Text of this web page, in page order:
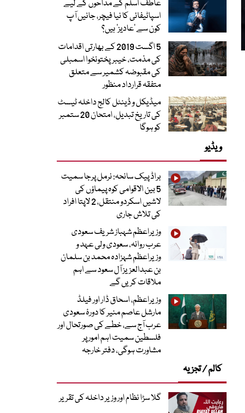
عاطف اسلم کے مداحوں کے لیے
اسپاٹیفائی کا نیا فیچر، جانیں آپ
کون سے ‘عادیز’ ہیں؟
5 اگست 2019 کے بھارتی اقدامات
کی مذمت، خیبرپختونخوا اسمبلی
کی مقبوضہ کشمیر سے متعلق
متفقہ قرارداد منظور
میڈیکل و ڈینٹل کالج داخلہ ٹیسٹ
کی تاریخ تبدیل، امتحان 20 ستمبر
کو ہوگا
ویڈیو
براڈ پیک سانحہ: نرمل پرجا سمیت
5 بین الاقوامی کوہ پیماؤں کی
لاشیں اسکردو منتقل، 2 لاپتا افراد
کی تلاش جاری
وزیراعظم شہباز شریف سعودی
عرب روانہ، سعودی ولی عہد و
وزیراعظم شہزادہ محمد بن سلمان
بن عبدالعزیز آل سعود سے اہم
ملاقات کریں گے
وزیراعظم، اسحاق ڈار اور فیلڈ
مارشل عاصم منیر کا دورۂ سعودی
عرب آج سے، خطے کی صورتحال اور
فلسطین سمیت اہم امور پر
مشاورت ہوگی، دفتر خارجہ
کالم / تجزیہ
گلا سڑا نظام اور وزیر داخلہ کی تقریر